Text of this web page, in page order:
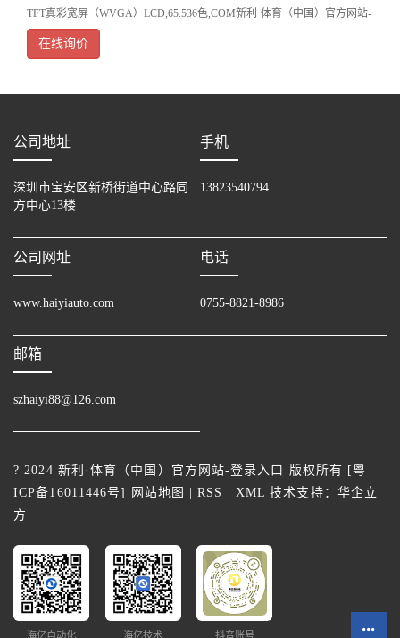
TFT真彩宽屏（WVGA）LCD,65.536色,COM新利·体育（中国）官方网站-
登录入口售后服务承诺:
在线询价
公司地址
深圳市宝安区新桥街道中心路同
方中心13楼
手机
13823540794
公司网址
www.haiyiauto.com
电话
0755-8821-8986
邮箱
szhaiyi88@126.com
? 2024 新利·体育（中国）官方网站-登录入口 版权所有 [粤
ICP备16011446号] 网站地图 |RSS XML 技术支持： 华企立
方
海亿自动化 海亿技术 抖音账号